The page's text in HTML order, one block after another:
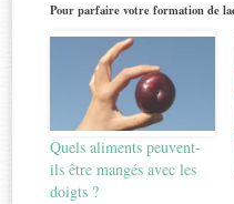
Pour parfaire votre formation de
Quels aliments peuvent-
ils être mangés avec les
doigts ?